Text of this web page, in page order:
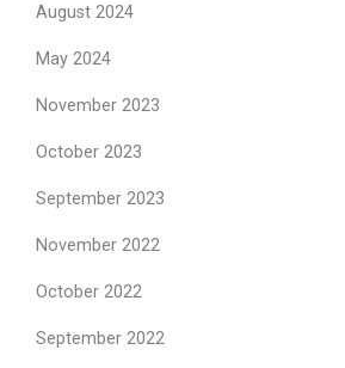
August 2024
May 2024
November 2023
October 2023
September 2023
November 2022
October 2022
September 2022